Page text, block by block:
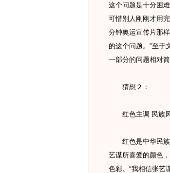
这个问题是十分困
可惜别人刚刚才用
分钟奥运宣传片那
的这个问题。”至于
一部分的问题相对
猜想２：
红色主调 民族
红色是中华民族
艺谋所喜爱的颜色
色彩。“我相信张艺